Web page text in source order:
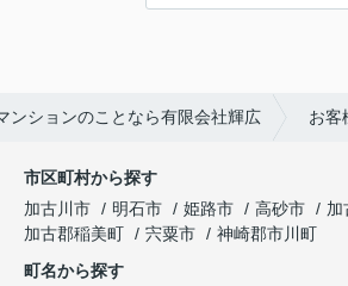
ンションのことなら有限会社輝広 お客
市区町村から探す
加古川市
明石市 姫路市 高砂市
加
加古郡稲美町
宍粟市
神崎郡市川町
町名から探す